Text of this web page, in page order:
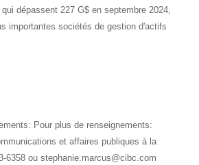
dépassent 227 G$ en septembre 2024,
importantes sociétés de gestion d'actifs
Pour plus de renseignements:
et affaires publiques à la
6358 ou stephanie.marcus@cibc.com